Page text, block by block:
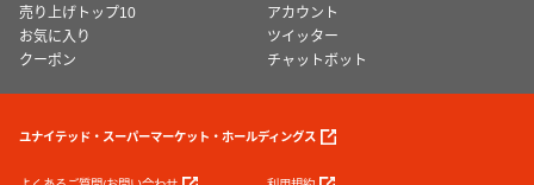
売り上げトップ10
アカウント
お気に入り
ツイッター
クーポン
チャットボット
ユナイテッド・スーパーマーケット・ホールディングス